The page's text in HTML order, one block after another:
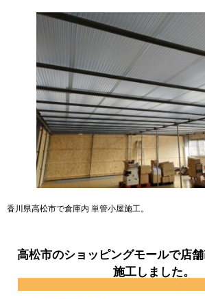
香川県高松市で倉庫内 単管小屋施工。
高松市のショッピングモールで店
施工しました。